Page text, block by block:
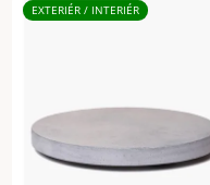
EXTERIÉR / INTERIÉR